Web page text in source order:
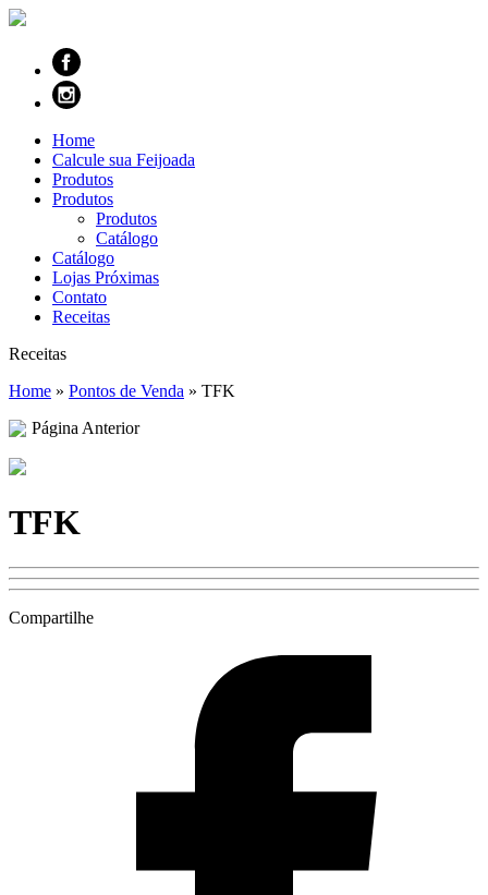
Home
Calcule sua Feijoada
Produtos
Produtos
Produtos
Catálogo
Catálogo
Lojas Próximas
Contato
Receitas
Receitas
Home » Pontos de Venda » TFK
Página Anterior
TFK
Compartilhe